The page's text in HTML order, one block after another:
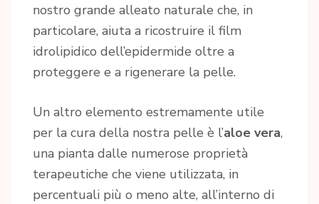
nostro grande alleato naturale che, in
particolare, aiuta a ricostruire il film
idrolipidico dell’epidermide oltre a
proteggere e a rigenerare la pelle.
Un altro elemento estremamente utile
per la cura della nostra pelle è l’aloe vera,
una pianta dalle numerose proprietà
terapeutiche che viene utilizzata, in
percentuali più o meno alte, all’interno di